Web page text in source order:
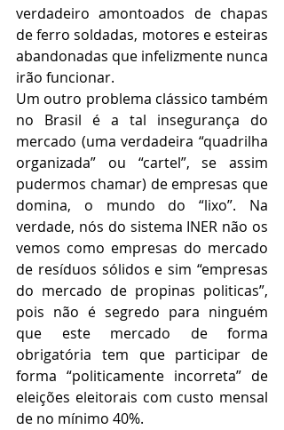
verdadeiro amontoados de chapas
de ferro soldadas, motores e esteiras
abandonadas que infelizmente nunca
irão funcionar.
Um outro problema clássico também
no Brasil é a tal insegurança do
mercado (uma verdadeira “quadrilha
organizada” ou “cartel”, se assim
pudermos chamar) de empresas que
domina, o mundo do “lixo”. Na
verdade, nós do sistema INER não os
vemos como empresas do mercado
de resíduos sólidos e sim “empresas
do mercado de propinas politicas”,
pois não é segredo para ninguém
que este mercado de forma
obrigatória tem que participar de
forma “politicamente incorreta” de
eleições eleitorais com custo mensal
de no mínimo 40%.